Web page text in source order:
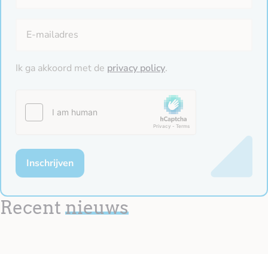
Ik ga akkoord met de privacy policy.
Inschrijven
Recent nieuws